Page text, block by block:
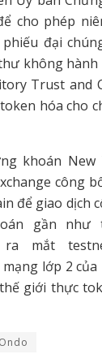
cho phép
đại
không
Trust and
hóa cho
khoán
công
để giao dịch
gần như
ra mắt
lớp 2
giới thực
Ondo